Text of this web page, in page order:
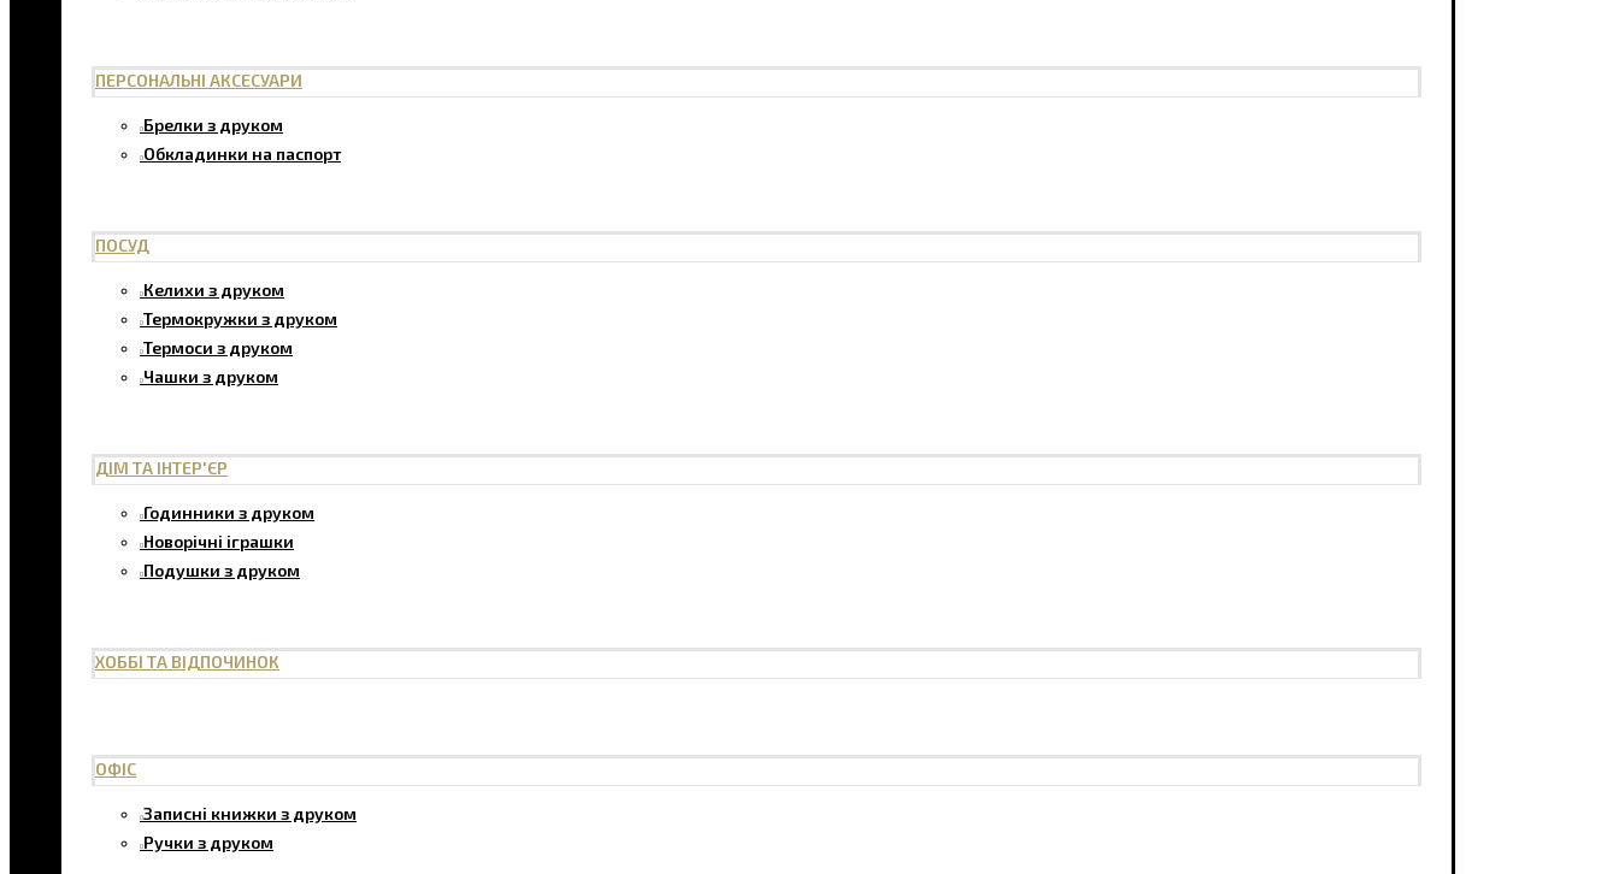
ПЕРСОНАЛЬНІ АКСЕСУАРИ
Брелки з друком
Обкладинки на паспорт
ПОСУД
Келихи з друком
Термокружки з друком
Термоси з друком
Чашки з друком
ДІМ ТА ІНТЕР'ЄР
Годинники з друком
Новорічні іграшки
Подушки з друком
ХОББІ ТА ВІДПОЧИНОК
ОФІС
Записні книжки з друком
Ручки з друком